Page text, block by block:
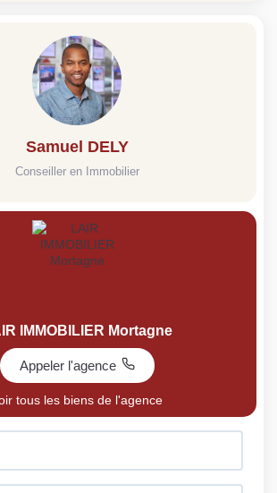
Samuel DELY
Conseiller en Immobilier
IMMOBILIER Mortagne
Appeler l'agence
tous les biens de l'agence